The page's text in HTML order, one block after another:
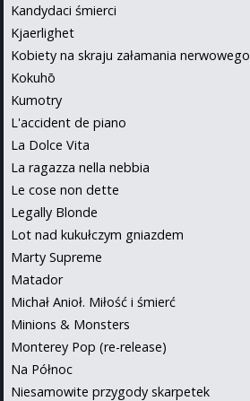
Kandydaci śmierci
Kjaerlighet
Kobiety na skraju załamania nerwowego
Kokuhō
Kumotry
L'accident de piano
La Dolce Vita
La ragazza nella nebbia
Le cose non dette
Legally Blonde
Lot nad kukułczym gniazdem
Marty Supreme
Matador
Michał Anioł. Miłość i śmierć
Minions & Monsters
Monterey Pop (re-release)
Na Północ
Niesamowite przygody skarpetek